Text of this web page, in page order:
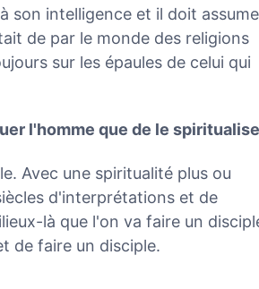
son intelligence et il doit
de par le monde des religions
sur les épaules de celui qui
l'homme que de le
Avec une spiritualité plus ou
d'interprétations et de
là que l'on va faire un
de faire un disciple.